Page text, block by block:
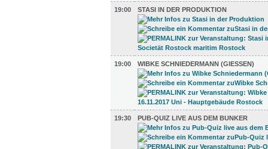
19:00 STASI IN DER PRODUKTION
19:00 WIBKE SCHNIEDERMANN (GIESSEN)
19:30 PUB-QUIZ LIVE AUS DEM BUNKER